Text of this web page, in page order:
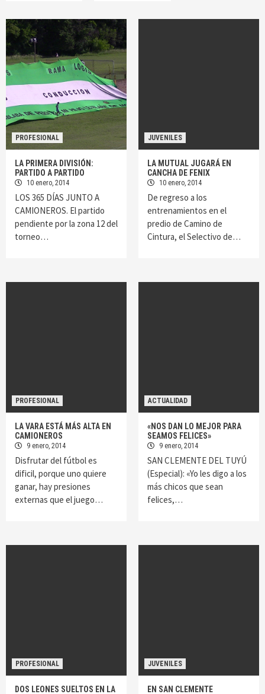
PROFESIONAL
LA PRIMERA DIVISIÓN:
PARTIDO A PARTIDO
10 enero, 2014
LOS 365 DÍAS JUNTO A
CAMIONEROS. El partido
pendiente por la zona 12 del
torneo…
JUVENILES
LA MUTUAL JUGARÁ EN
CANCHA DE FENIX
10 enero, 2014
De regreso a los
entrenamientos en el
predio de Camino de
Cintura, el Selectivo de…
PROFESIONAL
LA VARA ESTÁ MÁS ALTA EN
CAMIONEROS
9 enero, 2014
Disfrutar del fútbol es
dificil, porque uno quiere
ganar, hay presiones
externas que el juego…
ACTUALIDAD
«NOS DAN LO MEJOR PARA
SEAMOS FELICES»
9 enero, 2014
SAN CLEMENTE DEL TUYÚ
(Especial): «Yo les digo a los
más chicos que sean
felices,…
PROFESIONAL
DOS LEONES SUELTOS EN LA
JUVENILES
EN SAN CLEMENTE